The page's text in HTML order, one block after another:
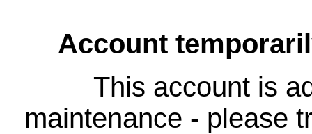
Account
This account is
maintenance - please